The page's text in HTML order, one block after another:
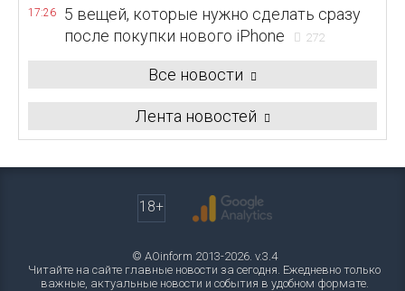
17:26
5 вещей, которые нужно сделать сразу
после покупки нового iPhone
272
Все новости
Лента новостей
18+
© AOinform 2013-2026. v.3.4
Читайте на сайте главные новости за сегодня. Ежедневно только
важные, актуальные новости и события в удобном формате.